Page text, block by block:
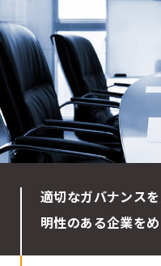
適切なガバナンス
明性のある企業を